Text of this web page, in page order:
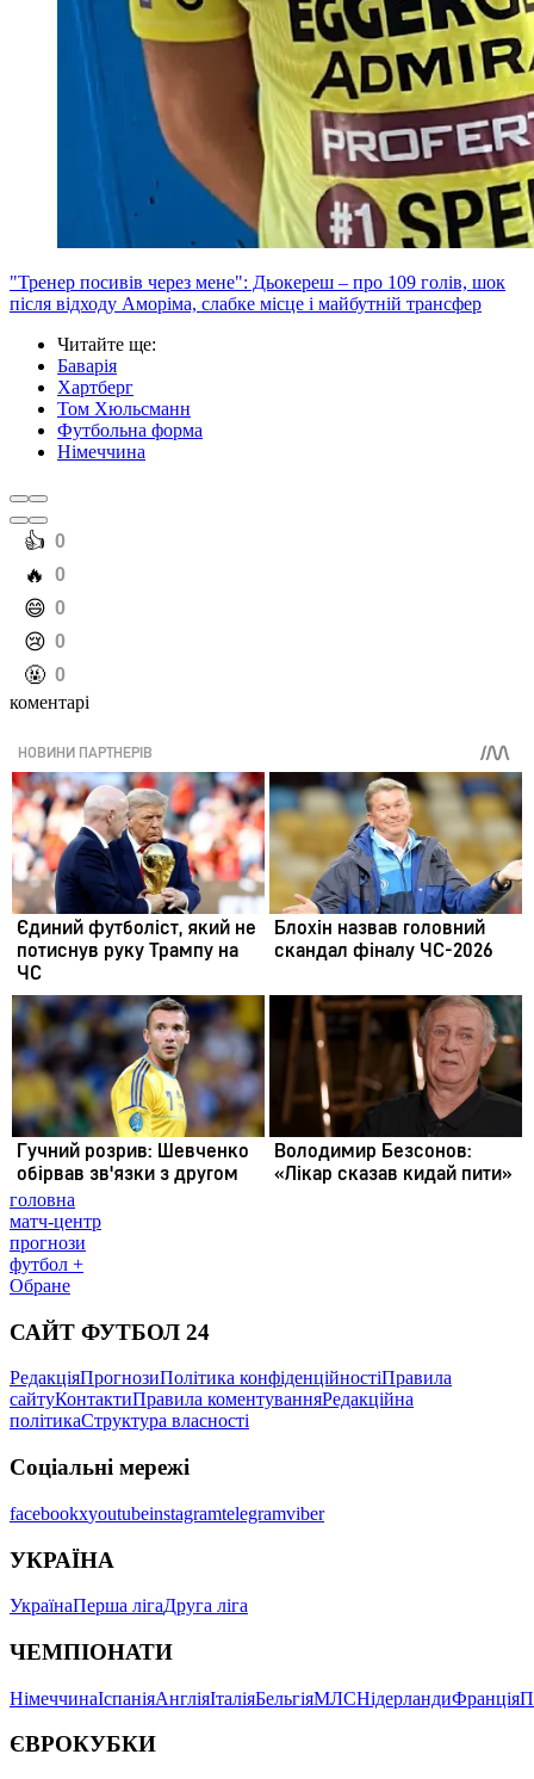
"Тренер посивів через мене": Дьокереш – про 109 голів, шок
після відходу Аморіма, слабке місце і майбутній трансфер
Читайте ще:
Баварія
Хартберг
Том Хюльсманн
Футбольна форма
Німеччина
️👍 0
️🔥 0
️😄 0
️😢 0
️🤬 0
коментарі
головна
матч-центр
прогнози
футбол +
Обране
САЙТ ФУТБОЛ 24
РедакціяПрогнозиПолітика конфіденційностіПравила
сайтуКонтактиПравила коментуванняРедакційна
політикаСтруктура власності
Соціальні мережі
facebookxyoutubeinstagramtelegramviber
УКРАЇНА
УкраїнаПерша лігаДруга ліга
ЧЕМПІОНАТИ
НімеччинаІспаніяАнгліяІталіяБельгіяМЛСНідерландиФранція
ЄВРОКУБКИ